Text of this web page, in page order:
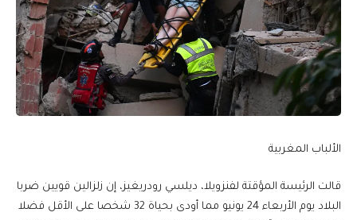
الألباب المغربية
قالت الرئيسة المؤقتة لفنزويلا، ديلسي رودريغيز، إن زلزالين قويين ضربا
البلاد يوم الأربعاء 24 يونيو مما أودى بحياة 32 ​شخصا على الأقل فضلا